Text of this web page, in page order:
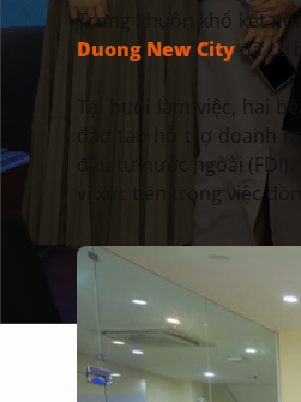
Trong khuôn khổ kết
Duong New Cityđã có
Tại buổi làm việc, hai
đào tạo hỗ trợ doanh
đầu tư nước ngoài
vị xúc tiến trong việc